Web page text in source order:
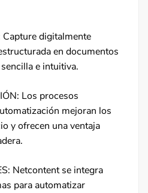
Capture digitalmente
en documentos
e intuitiva.
Los procesos
mejoran los
y ofrecen una ventaja
Netcontent se integra
para automatizar